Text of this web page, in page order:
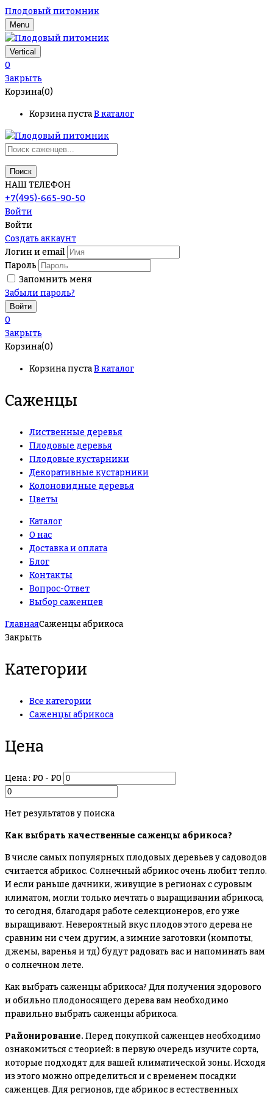
Плодовый питомник
Menu
Vertical
0
Закрыть
Корзина(0)
Корзина пустаВ каталог
Поиск
НАШ ТЕЛЕФОН
+7(495)-665-90-50
Войти
Войти
Создать аккаунт
Логин и email
Пароль
Запомнить меня
Забыли пароль?
0
Закрыть
Корзина(0)
Корзина пустаВ каталог
Саженцы
Лиственные деревья
Плодовые деревья
Плодовые кустарники
Декоративные кустарники
Колоновидные деревья
Цветы
Каталог
О нас
Доставка и оплата
Блог
Контакты
Вопрос-Ответ
Выбор саженцев
ГлавнаяСаженцы абрикоса
Закрыть
Категории
Все категории
Саженцы абрикоса
Цена
Цена : ₽0 - ₽0
Нет результатов у поиска
Как выбрать качественные саженцы абрикоса?
В числе самых популярных плодовых деревьев у садоводов
считается абрикос. Солнечный абрикос очень любит тепло.
И если раньше дачники, живущие в регионах с суровым
климатом, могли только мечтать о выращивании абрикоса,
то сегодня, благодаря работе селекционеров, его уже
выращивают. Невероятный вкус плодов этого дерева не
сравним ни с чем другим, а зимние заготовки (компоты,
джемы, варенья и тд) будут радовать вас и напоминать вам
о солнечном лете.
Как выбрать саженцы абрикоса? Для получения здорового
и обильно плодоносящего дерева вам необходимо
правильно выбрать саженцы абрикоса.
Районирование. Перед покупкой саженцев необходимо
ознакомиться с теорией: в первую очередь изучите сорта,
которые подходят для вашей климатической зоны. Исходя
из этого можно определиться и с временем посадки
саженцев. Для регионов, где абрикос в естественных